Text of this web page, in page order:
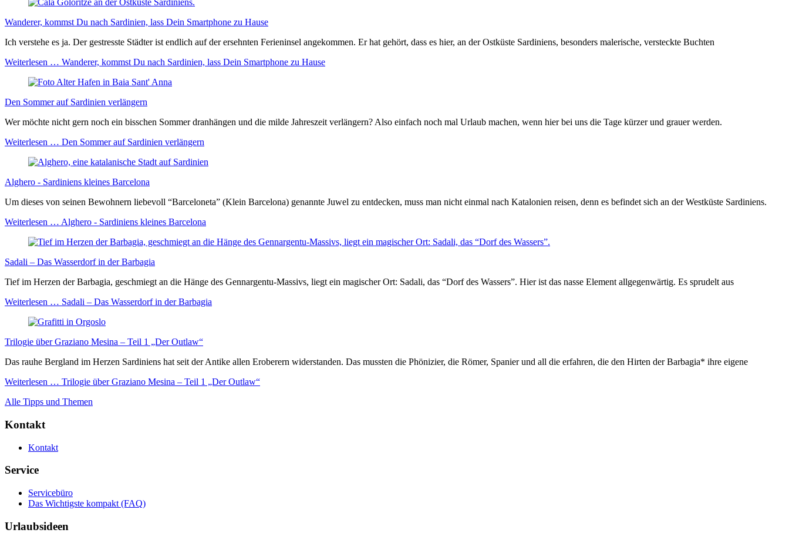
Wanderer, kommst Du nach Sardinien, lass Dein Smartphone zu Hause
Ich verstehe es ja. Der gestresste Städter ist endlich auf der ersehnten Ferieninsel angekommen. Er hat gehört, dass es hier, an der Ostküste Sardiniens, besonders malerische, versteckte Buchten
Weiterlesen … Wanderer, kommst Du nach Sardinien, lass Dein Smartphone zu Hause
Den Sommer auf Sardinien verlängern
Wer möchte nicht gern noch ein bisschen Sommer dranhängen und die milde Jahreszeit verlängern? Also einfach noch mal Urlaub machen, wenn hier bei uns die Tage kürzer und grauer werden.
Weiterlesen … Den Sommer auf Sardinien verlängern
Alghero - Sardiniens kleines Barcelona
Um dieses von seinen Bewohnern liebevoll “Barceloneta” (Klein Barcelona) genannte Juwel zu entdecken, muss man nicht einmal nach Katalonien reisen, denn es befindet sich an der Westküste Sardiniens.
Weiterlesen … Alghero - Sardiniens kleines Barcelona
Sadali – Das Wasserdorf in der Barbagia
Tief im Herzen der Barbagia, geschmiegt an die Hänge des Gennargentu-Massivs, liegt ein magischer Ort: Sadali, das “Dorf des Wassers”. Hier ist das nasse Element allgegenwärtig. Es sprudelt aus
Weiterlesen … Sadali – Das Wasserdorf in der Barbagia
Trilogie über Graziano Mesina – Teil 1 „Der Outlaw“
Das rauhe Bergland im Herzen Sardiniens hat seit der Antike allen Eroberern widerstanden. Das mussten die Phönizier, die Römer, Spanier und all die erfahren, die den Hirten der Barbagia* ihre eigene
Weiterlesen … Trilogie über Graziano Mesina – Teil 1 „Der Outlaw“
Alle Tipps und Themen
Kontakt
Kontakt
Service
Servicebüro
Das Wichtigste kompakt (FAQ)
Urlaubsideen